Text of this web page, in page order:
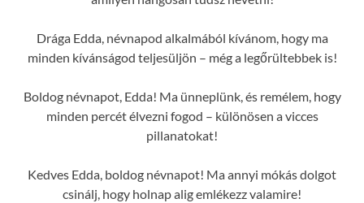
Drága Edda, névnapod alkalmából kívánom, hogy ma
minden kívánságod teljesüljön – még a legőrültebbek is!
Boldog névnapot, Edda! Ma ünneplünk, és remélem, hogy
minden percét élvezni fogod – különösen a vicces
pillanatokat!
Kedves Edda, boldog névnapot! Ma annyi mókás dolgot
csinálj, hogy holnap alig emlékezz valamire!